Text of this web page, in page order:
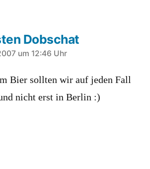
Dobschat
um 12:46 Uhr
Bier sollten wir auf jeden Fall
nicht erst in Berlin :)